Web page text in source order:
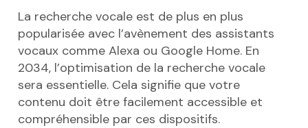
La recherche vocale est de plus en plus
popularisée avec l’avènement des assistants
vocaux comme Alexa ou Google Home. En
2034, l’optimisation de la recherche vocale
sera essentielle. Cela signifie que votre
contenu doit être facilement accessible et
compréhensible par ces dispositifs.